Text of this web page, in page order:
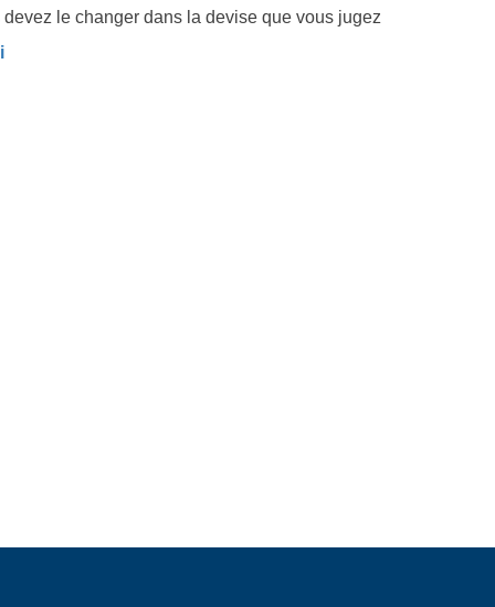
le changer dans la devise que vous jugez